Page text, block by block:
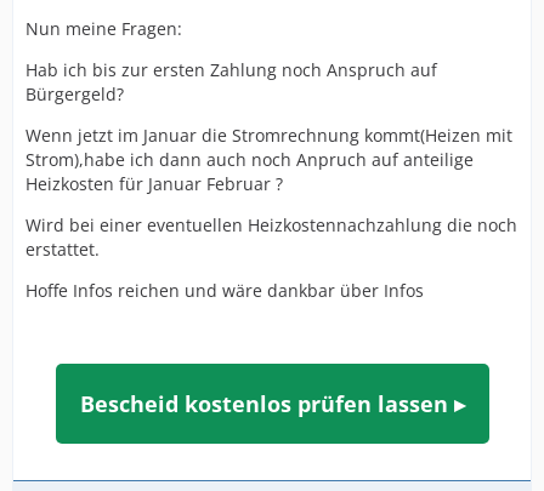
Nun meine Fragen:
Hab ich bis zur ersten Zahlung noch Anspruch auf
Bürgergeld?
Wenn jetzt im Januar die Stromrechnung kommt(Heizen mit
Strom),habe ich dann auch noch Anpruch auf anteilige
Heizkosten für Januar Februar ?
Wird bei einer eventuellen Heizkostennachzahlung die noch
erstattet.
Hoffe Infos reichen und wäre dankbar über Infos
Bescheid kostenlos prüfen lassen ▸